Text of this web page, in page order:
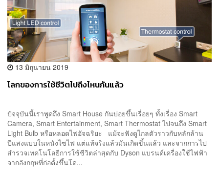
13 มิถุนายน 2019
โลกของการใช้ชีวิตไปถึงไหนกันแล้ว
ปัจจุบันนี้เราพูดถึง Smart House กันบ่อยขึ้นเรื่อยๆ ทั้งเรื่อง Smart
Camera, Smart Entertainment, Smart Thermostat ไปจนถึง Smart
Light Bulb หรือหลอดไฟอัจฉริยะ แม้จะฟังดูไกลตัวราวกับหลักล้าน
ปีแสงแบบในหนังไซไฟ แต่แท้จริงแล้วมันเกิดขึ้นแล้ว และจากการไป
สำรวจเทคโนโลยีการใช้ชีวิตล่าสุดกับ Dyson แบรนด์เครื่องใช้ไฟฟ้า
จากอังกฤษที่ก่อตั้งขึ้นโด...